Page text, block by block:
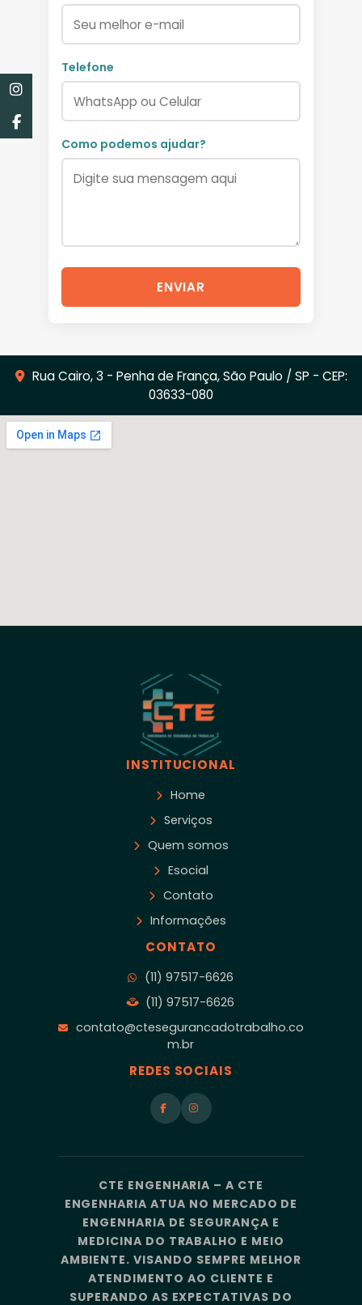
Telefone
Como podemos ajudar?
ENVIAR
Rua Cairo, 3 - Penha de França, São Paulo / SP - CEP:
03633-080
INSTITUCIONAL
Home
Serviços
Quem somos
Esocial
Contato
Informações
CONTATO
(11) 97517-6626
(11) 97517-6626
contato@ctesegurancadotrabalho.co
m.br
REDES SOCIAIS
CTE ENGENHARIA – A CTE
ENGENHARIA ATUA NO MERCADO DE
ENGENHARIA DE SEGURANÇA E
MEDICINA DO TRABALHO E MEIO
AMBIENTE. VISANDO SEMPRE MELHOR
ATENDIMENTO AO CLIENTE E
SUPERANDO AS EXPECTATIVAS DO